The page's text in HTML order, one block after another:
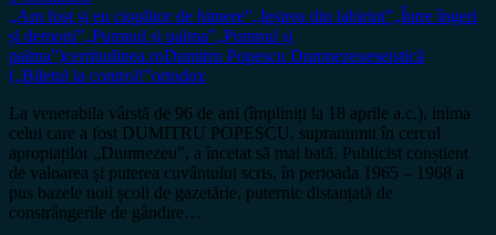
„Am fost și eu cioplitor de himere”„Ieșirea din labirint”„Între îngeri
și demoni”„Pumnul și palma”„Pumnul și
palma”)certitudinea.roDumitru Popescu Dumnezeueseistică
(„Biletul la control!”ortodox
La venerabila vârstă de 96 de ani (împliniți la 18 aprile a.c.), inima
celui care a fost DUMITRU POPESCU, supranumit în cercul
apropiaților „Dumnezeu”, a încetat să mai bată. Publicist conștient
de valoarea și puterea cuvântului scris, în perioada 1965 – 1968 a
pus bazele noii școli de gazetărie, puternic distanțată de
constrângerile de gândire…